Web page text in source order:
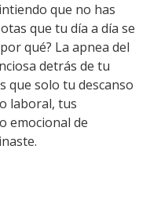
que no has
que tu día a día se
qué? La apnea del
detrás de tu
que solo tu descanso
laboral, tus
emocional de